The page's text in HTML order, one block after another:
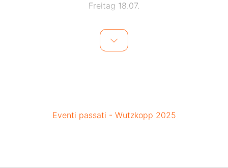
Freitag 18.07.
Elzkrainer 17.30 – 17.50 Uhr
Plastic Mars 18.00 – 18.50 Uhr
Eventi passati - Wutzkopp 2025